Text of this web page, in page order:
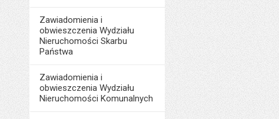
Zawiadomienia i
obwieszczenia Wydziału
Nieruchomości Skarbu
Państwa
Zawiadomienia i
obwieszczenia Wydziału
Nieruchomości Komunalnych